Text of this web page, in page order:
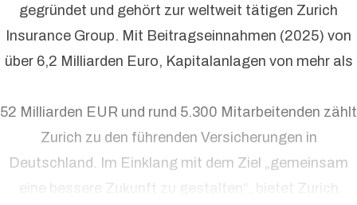
gegründet und gehört zur weltweit tätigen Zurich
Insurance Group. Mit Beitragseinnahmen (2025) von
über 6,2 Milliarden Euro, Kapitalanlagen von mehr als
52 Milliarden EUR und rund 5.300 Mitarbeitenden zählt
Zurich zu den führenden Versicherungen in
Deutschland. Im Einklang mit dem Ziel „gemeinsam
eine bessere Zukunft zu gestalten“, bietet Zurich